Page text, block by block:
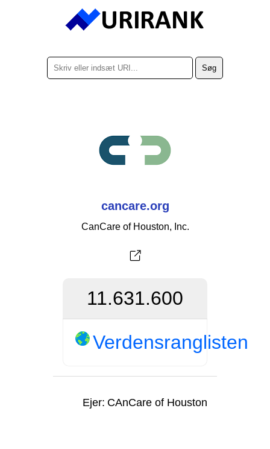
cancare.org
CanCare of Houston, Inc.
11.631.600
Verdensranglisten
Ejer: CAnCare of Houston